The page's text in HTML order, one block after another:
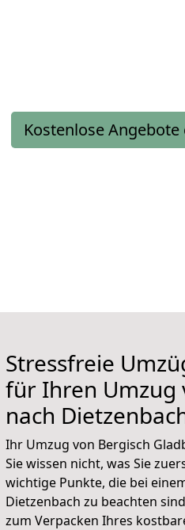
Kostenlose
Stressfreie
für Ihren Umzug
nach
Ihr Umzug von Bergisch
Sie wissen nicht, was Sie
wichtige Punkte, die bei
Dietzenbach zu beachten
zum Verpacken Ihres